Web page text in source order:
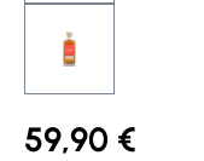
59,90 €